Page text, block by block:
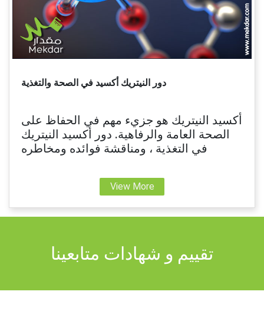
دور النيتريك أكسيد في الصحة والتغذية
أكسيد النيتريك هو جزيء مهم في الحفاظ على
الصحة العامة والرفاهية. دور أكسيد النيتريك
في التغذية ، ومناقشة فوائده ومخاطره
View More
تقييم و شهادات متابعينا